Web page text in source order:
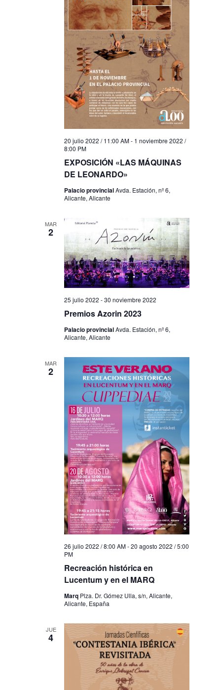
EXPOSICIÓN «LAS MÁQUINAS
DE LEONARDO»
20 julio 2022 / 11:00 AM- 1 noviembre 2022 /
8:00 PM
Palacio provincialAvda. Estación, nº 6,
Alicante, Alicante
MAR
2
Premios Azorin 2023
25 julio 2022 -30 noviembre 2022
Palacio provincialAvda. Estación, nº 6,
Alicante, Alicante
MAR
2
Recreación histórica en
Lucentum y en el MARQ
26 julio 2022 / 8:00 AM-20 agosto 2022 / 5:00
PM
Marq Plza. Dr. Gómez Ulla, s/n, Alicante,
Alicante, España
JUE
4